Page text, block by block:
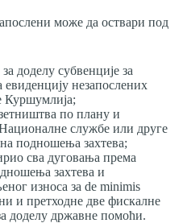
може да оствари под
доделу субвенције за
незапослених
Куршумлија;
по плану и
службе или друге
подношења захтева;
сва дуговања према
захтева и
износа за de minimis
и претходне две фискалне
доделу државне помоћи.